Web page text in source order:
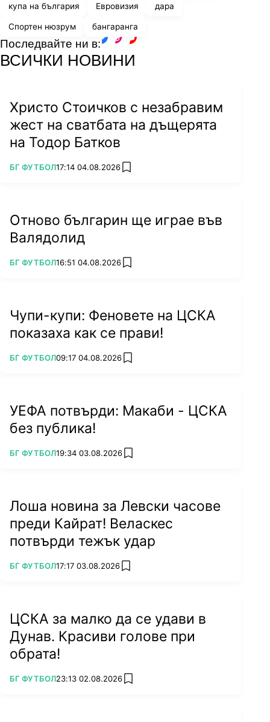
купа на българия Евровизия дара
Спортен нюзрум бангаранга
Последвайте ни в:
ВСИЧКИ НОВИНИ
Христо Стоичков с незабравим
жест на сватбата на дъщерята
на Тодор Батков
ПОВЕЧЕ ОТ
БГ ФУТБОЛ17:14 04.08.2026 add favorites
Отново българин ще играе във
Валядолид
ПОВЕЧЕ ОТ
БГ ФУТБОЛ16:51 04.08.2026 add favorites
Чупи-купи: Феновете на ЦСКА
показаха как се прави!
ПОВЕЧЕ ОТ
БГ ФУТБОЛ09:17 04.08.2026 add favorites
УЕФА потвърди: Макаби - ЦСКА
без публика!
ПОВЕЧЕ ОТ
БГ ФУТБОЛ19:34 03.08.2026 add favorites
Лоша новина за Левски часове
преди Кайрат! Веласкес
потвърди тежък удар
ПОВЕЧЕ ОТ
БГ ФУТБОЛ17:17 03.08.2026 add favorites
ЦСКА за малко да се удави в
Дунав. Красиви голове при
обрата!
ПОВЕЧЕ ОТ
БГ ФУТБОЛ23:13 02.08.2026 add favorites